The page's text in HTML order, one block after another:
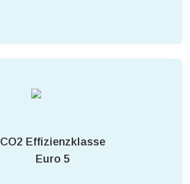
CO2 Effizienzklasse
Euro 5